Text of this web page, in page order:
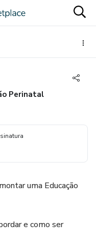
Perinatal
uma Educação
e como ser